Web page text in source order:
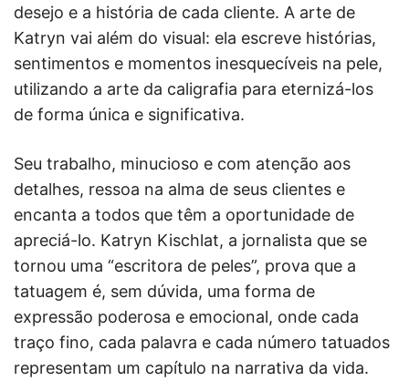
desejo e a história de cada cliente. A arte de
Katryn vai além do visual: ela escreve histórias,
sentimentos e momentos inesquecíveis na pele,
utilizando a arte da caligrafia para eternizá-los
de forma única e significativa.
Seu trabalho, minucioso e com atenção aos
detalhes, ressoa na alma de seus clientes e
encanta a todos que têm a oportunidade de
apreciá-lo. Katryn Kischlat, a jornalista que se
tornou uma “escritora de peles”, prova que a
tatuagem é, sem dúvida, uma forma de
expressão poderosa e emocional, onde cada
traço fino, cada palavra e cada número tatuados
representam um capítulo na narrativa da vida.